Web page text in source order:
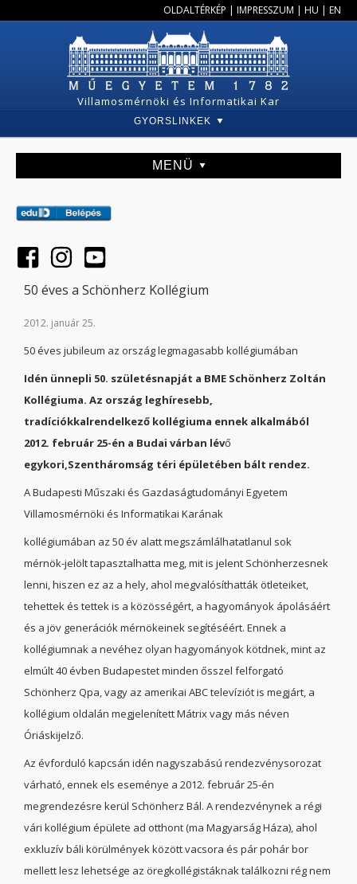
OLDALTÉRKÉP | IMPRESSZUM | HU | EN
Villamosmérnöki és Informatikai Kar
GYORSLINKEK
MENÜ
50 éves a Schönherz Kollégium
2012. január 25.
50 éves jubileum az ország legmagasabb kollégiumában
Idén ünnepli 50. születésnapját a BME Schönherz Zoltán
Kollégiuma. Az ország leghíresebb,
tradíciókkalrendelkező kollégiuma ennek alkalmából
2012. február 25-én a Budai várban lévő
egykori,Szentháromság téri épületében bált rendez.
A Budapesti Műszaki és Gazdaságtudományi Egyetem
Villamosmérnöki és Informatikai Karának
kollégiumában az 50 év alatt megszámlálhatatlanul sok
mérnök-jelölt tapasztalhatta meg, mit is jelent Schönherzesnek
lenni, hiszen ez az a hely, ahol megvalósíthatták ötleteiket,
tehettek és tettek is a közösségért, a hagyományok ápolásáért
és a jöv generációk mérnökeinek segítéséért. Ennek a
kollégiumnak a nevéhez olyan hagyományok kötdnek, mint az
elmúlt 40 évben Budapestet minden ősszel felforgató
Schönherz Qpa, vagy az amerikai ABC televíziót is megjárt, a
kollégium oldalán megjelenített Mátrix vagy más néven
Óriáskijelző.
Az évforduló kapcsán idén nagyszabású rendezvénysorozat
várható, ennek els eseménye a 2012. február 25-én
megrendezésre kerül Schönherz Bál. A rendezvénynek a régi
vári kollégium épülete ad otthont (ma Magyarság Háza), ahol
exkluzív báli körülmények között vacsora és pár pohár bor
mellett lesz lehetsége az öregkollégistáknak találkozni rég nem